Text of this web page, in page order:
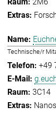
Technische/r
+49
3C14